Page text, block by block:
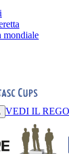
mondiale
VEDI IL